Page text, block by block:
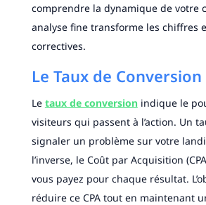
comprendre la dynamique de votre
analyse fine transforme les chiffres
correctives.
Le Taux de Conversion
Le taux de conversion indique le
visiteurs qui passent à l’action. Un
signaler un problème sur votre
l’inverse, le Coût par Acquisition
vous payez pour chaque résultat.
réduire ce CPA tout en maintenant